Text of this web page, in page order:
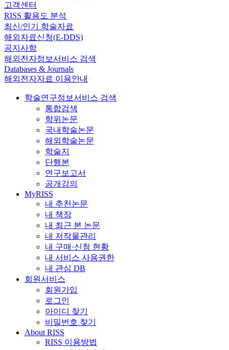
고객센터
RISS 활용도 분석
최신/인기 학술자료
해외자료신청(E-DDS)
공지사항
해외전자정보서비스 검색
Databases & Journals
해외전자자료 이용안내
학술연구정보서비스 검색
통합검색
학위논문
국내학술논문
해외학술논문
학술지
단행본
연구보고서
공개강의
MyRISS
내 추천논문
내 책장
내 최근 본 논문
내 저작물관리
내 구매·신청 현황
내 서비스 사용권한
내 관심 DB
회원서비스
회원가입
로그인
아이디 찾기
비밀번호 찾기
About RISS
RISS 이용방법